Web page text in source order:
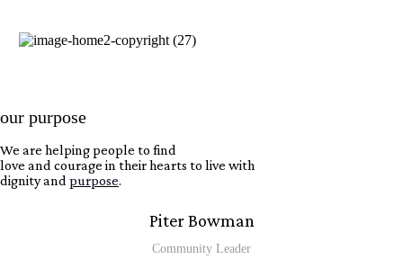
our purpose
We are helping people to find
love and courage in their hearts to live with
dignity and purpose.
Piter Bowman
Community Leader